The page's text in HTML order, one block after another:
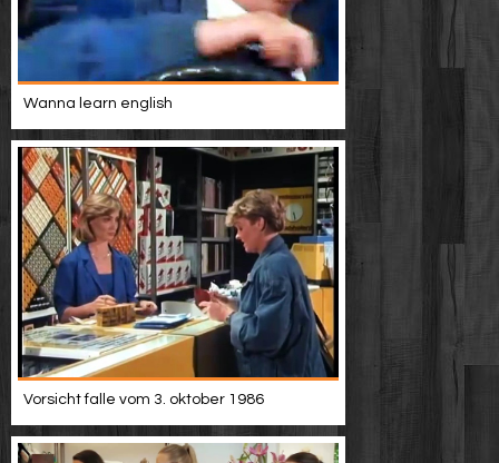
Wanna learn english
Vorsicht falle vom 3. oktober 1986